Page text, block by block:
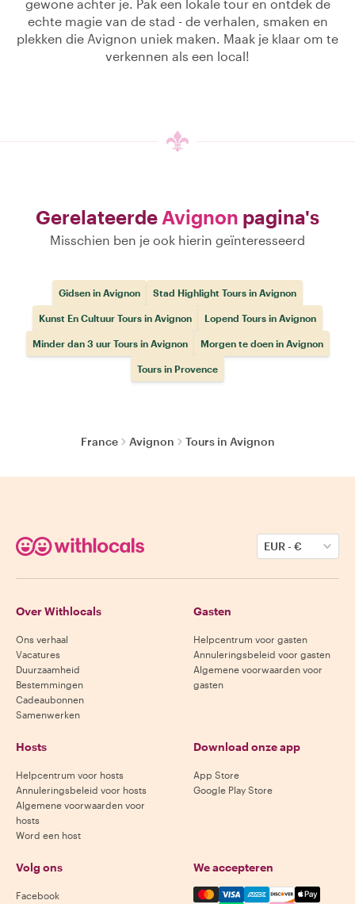
gewone achter je. Pak een lokale tour en ontdek de
echte magie van de stad - de verhalen, smaken en
plekken die Avignon uniek maken. Maak je klaar om te
verkennen als een local!
Gerelateerde Avignon pagina's
Misschien ben je ook hierin geïnteresseerd
Gidsen in Avignon Stad Highlight Tours in Avignon
Kunst En Cultuur Tours in Avignon Lopend Tours in Avignon
Minder dan 3 uur Tours in Avignon Morgen te doen in Avignon
Tours in Provence
France Avignon Tours in Avignon
EUR-€
Over Withlocals
Ons verhaal
Vacatures
Duurzaamheid
Bestemmingen
Cadeaubonnen
Samenwerken
Gasten
Helpcentrum voor gasten
Annuleringsbeleid voor gasten
Algemene voorwaarden voor
gasten
Hosts
Helpcentrum voor hosts
Annuleringsbeleid voor hosts
Algemene voorwaarden voor
hosts
Word een host
Download onze app
App Store
Google Play Store
Volg ons
Facebook
We accepteren
Mastercard, Visa, Amex,